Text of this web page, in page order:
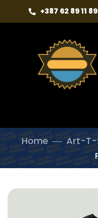
+387 62 89 11 89
Home Art-T-